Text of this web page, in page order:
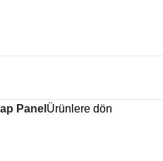
Panel Ürünlere dön